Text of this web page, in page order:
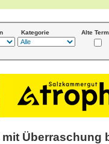
Kategorie Alte
Überraschung